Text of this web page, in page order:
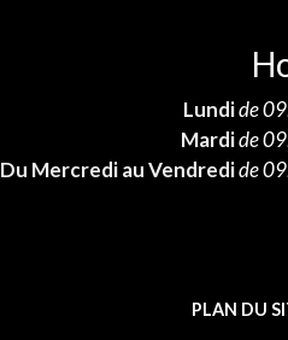
Lundide
Mardide
Du Mercredi au Vendredide
PLAN DU